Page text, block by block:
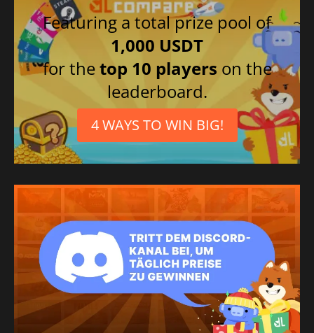
Featuring a total prize pool of
1,000 USDT
for thetop 10 players on the
leaderboard.
4 WAYS TO WIN BIG!